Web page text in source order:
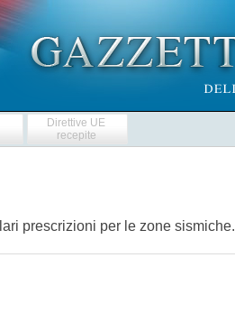
Direttive UE
recepite
prescrizioni per le zone sismiche.